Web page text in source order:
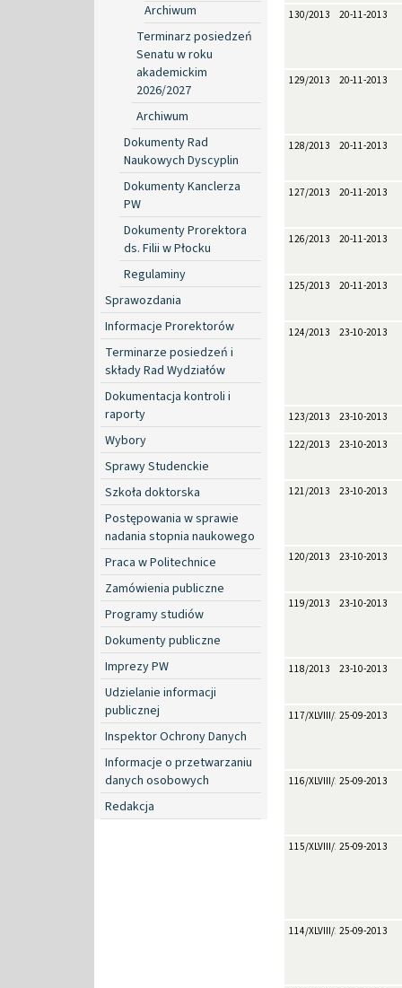
Archiwum
Terminarz posiedzeń
Senatu w roku
akademickim
2026/2027
Archiwum
Dokumenty Rad
Naukowych Dyscyplin
Dokumenty Kanclerza
PW
Dokumenty Prorektora
ds. Filii w Płocku
Regulaminy
Sprawozdania
Informacje Prorektorów
Terminarze posiedzeń i
składy Rad Wydziałów
Dokumentacja kontroli i
raporty
Wybory
Sprawy Studenckie
Szkoła doktorska
Postępowania w sprawie
nadania stopnia naukowego
Praca w Politechnice
Zamówienia publiczne
Programy studiów
Dokumenty publiczne
Imprezy PW
Udzielanie informacji
publicznej
Inspektor Ochrony Danych
Informacje o przetwarzaniu
danych osobowych
Redakcja
130/2013 20-11-2013
129/2013 20-11-2013
128/2013 20-11-2013
127/2013 20-11-2013
126/2013 20-11-2013
125/2013 20-11-2013
124/2013 23-10-2013
123/2013 23-10-2013
122/2013 23-10-2013
121/2013 23-10-2013
120/2013 23-10-2013
119/2013 23-10-2013
118/2013 23-10-2013
117/XLVIII/201325-09-2013
116/XLVIII/201325-09-2013
115/XLVIII/201325-09-2013
114/XLVIII/201325-09-2013